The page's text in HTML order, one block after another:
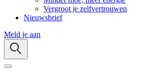
Vergroot je zelfvertrouwen
Nieuwsbrief
Meld je aan